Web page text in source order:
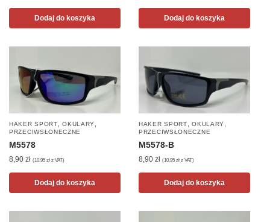
Dodaj do koszyka Dodaj do koszyka
HAKER SPORT ,OKULARY
PRZECIWSŁONECZNE
M5578
8,90 zł (10,95 zł z VAT)
Dodaj do koszyka
HAKER SPORT ,OKULARY
PRZECIWSŁONECZNE
M5578-B
8,90zł (10,95zł z VAT)
Dodaj do koszyka